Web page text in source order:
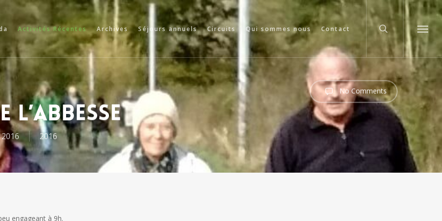
Activités Récentes Archives Séjours annuels Circuits Qui sommes nous Contact
search
Menu
l’Abbesse
2016
No Comments
engageant à 9h.